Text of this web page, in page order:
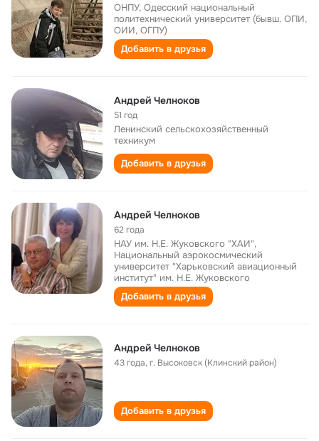
ОНПУ, Одесский национальный
политехнический университет (бывш. ОПИ,
ОИИ, ОГПУ)
Добавить в друзья
Андрей Челноков
51 год
Ленинский сельскохозяйственный
техникум
Добавить в друзья
Андрей Челноков
62 года
НАУ им. Н.Е. Жуковского "ХАИ",
Национальный аэрокосмический
университет "Харьковский авиационный
институт" им. Н.Е. Жуковского
Добавить в друзья
Андрей Челноков
43 года,г. Высоковск (Клинский район)
Добавить в друзья